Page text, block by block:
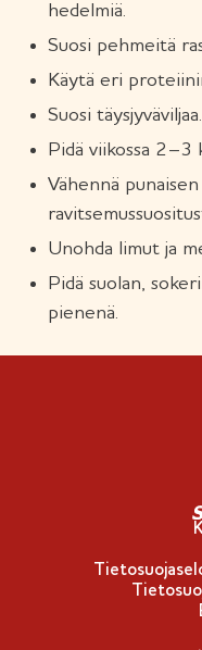
hedelmiä.
Suosi pehmeitä
Käytä eri
Suosi täysjyväviljaa.
Pidä viikossa 2–3
Vähennä
Unohda limut ja
Pidä suolan,
pienenä.